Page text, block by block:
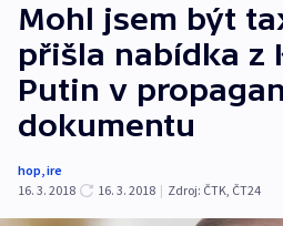
Mohl jsem být
přišla nabídka z
Putin v
dokumentu
hop,ire
16. 3. 2018
16. 3. 2018 | Zdroj: ČTK, ČT24